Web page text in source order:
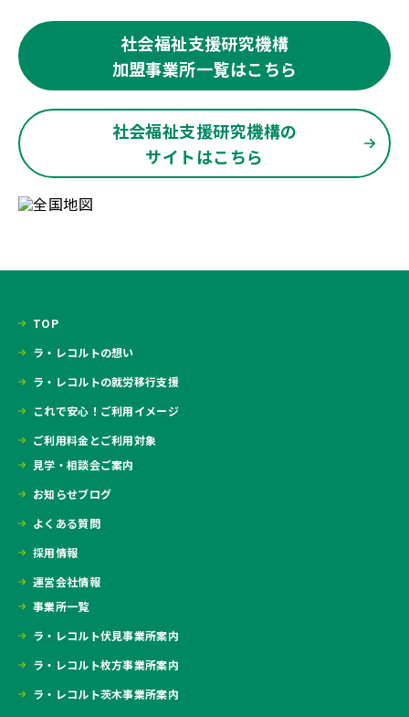
社会福祉支援研究機構
加盟事業所一覧はこちら
社会福祉支援研究機構の
サイトはこちら
TOP
ラ・レコルトの想い
ラ・レコルトの就労移行支援
これで安心！ご利用イメージ
ご利用料金とご利用対象
見学・相談会ご案内
お知らせブログ
よくある質問
採用情報
運営会社情報
事業所一覧
ラ・レコルト伏見事業所案内
ラ・レコルト枚方事業所案内
ラ・レコルト茨木事業所案内